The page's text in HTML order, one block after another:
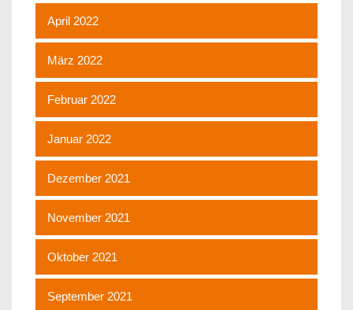
April 2022
März 2022
Februar 2022
Januar 2022
Dezember 2021
November 2021
Oktober 2021
September 2021